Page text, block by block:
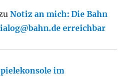
Notiz an mich: Die Bahn
erreichbar
im